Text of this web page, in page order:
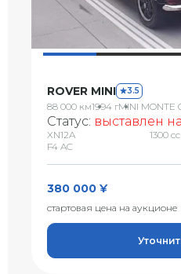
ROVER MINI 3.5
88 000 км1994 гMINI MONTE
Статус: выставлен
XN12A
F4 AC
1300 сс
380 000 ¥
стартовая цена на аукционе